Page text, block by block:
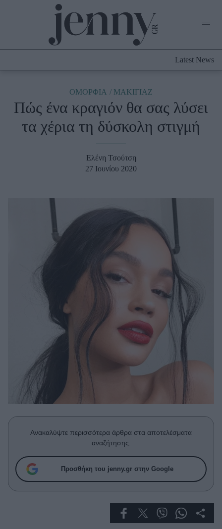
Culture
Fashion
Shopping
Well being
Υγεία + Διατροφή
Σχέσεις & Σεξ
Woman Power
Parenting
Working Girl
Real Women
Πρόσωπα
Συνεντεύξεις
Who
True Stories
Latest News
ΟΜΟΡΦΙΑ ΜΑΚΙΓΙΑΖ
Πώς ένα κραγιόν θα σας λύσει
τα χέρια τη δύσκολη στιγμή
Ελένη Τσούτση
27 Ιουνίου 2020
Ανακαλύψτε περισσότερα άρθρα στα αποτελέσματα
αναζήτησης.
Προσθήκη του jenny.gr στην Google